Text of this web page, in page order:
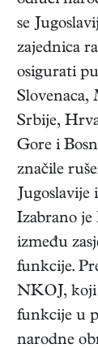
se
zajednica
osigurati
Slovenaca,
Srbije,
Gore i
značile
Jugoslavije
Izabrano je
između
funkcije.
NKOJ, koji
funkcije u
narodne